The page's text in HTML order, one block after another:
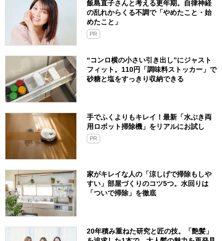
飯島直子さんと考える更年期。自律神経
の乱れからくる不調で「やめたこと・始
めたこと」
PR
“コンロ横の小さい引き出し”にジャスト
フィット。110円「調味料ストッカー」で
砂糖と塩をすっきり収納できる
手でふくよりもキレイ！最新「水ぶき両
用ロボット掃除機」をリアルにお試し
PR
家がキレイな人の「涼しげで掃除もしや
すい」部屋づくりのコツ5つ。水回りは
「ついで掃除」を徹底
20年積み重ねた研究と匠の技。「艶髪」